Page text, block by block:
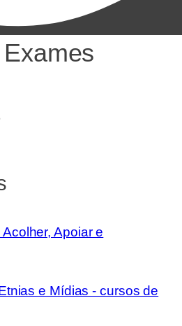
Apoiar e
e Mídias - cursos de